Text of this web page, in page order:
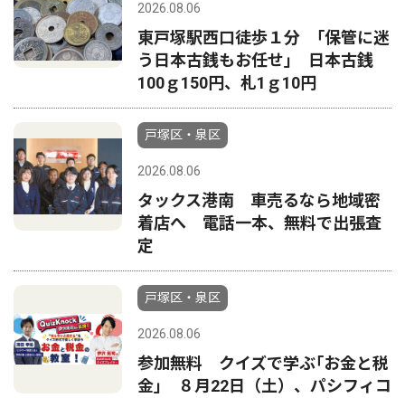
2026.08.06
東戸塚駅西口徒歩１分 ｢保管に迷
う日本古銭もお任せ｣ 日本古銭
100ｇ150円、札1ｇ10円
戸塚区・泉区
2026.08.06
タックス港南 車売るなら地域密
着店へ 電話一本、無料で出張査
定
戸塚区・泉区
2026.08.06
参加無料 クイズで学ぶ｢お金と税
金｣ ８月22日（土）、パシフィコ